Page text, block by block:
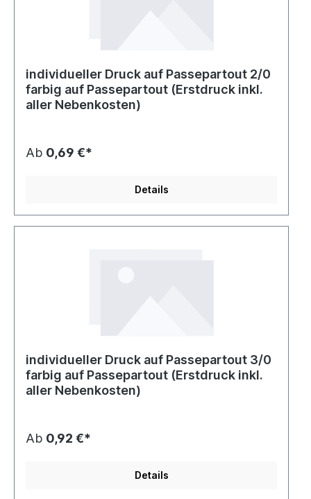
individueller Druck auf Passepartout 2/0
farbig auf Passepartout (Erstdruck inkl.
aller Nebenkosten)
Ab 0,69 €*
Details
individueller Druck auf Passepartout 3/0
farbig auf Passepartout (Erstdruck inkl.
aller Nebenkosten)
Ab 0,92 €*
Details